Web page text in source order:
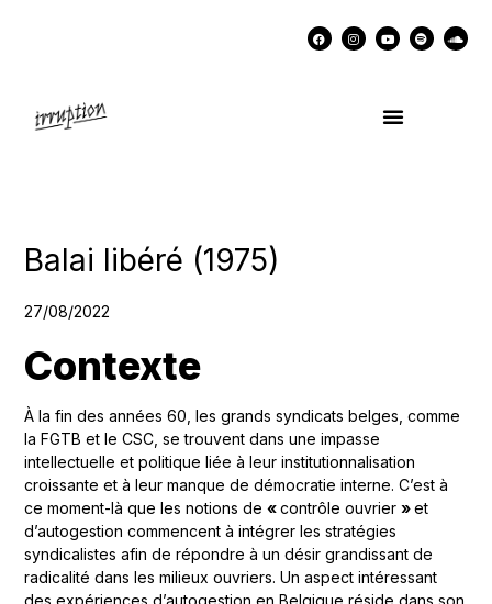
Balai libéré (1975)
27/08/2022
Contexte
À la fin des années 60, les grands syndicats belges, comme
la FGTB et le CSC, se trouvent dans une impasse
intellectuelle et politique liée à leur institutionnalisation
croissante et à leur manque de démocratie interne. C’est à
ce moment-là que les notions de«contrôle ouvrier»et
d’autogestion commencent à intégrer les stratégies
syndicalistes afin de répondre à un désir grandissant de
radicalité dans les milieux ouvriers. Un aspect intéressant
des expériences d’autogestion en Belgique réside dans son